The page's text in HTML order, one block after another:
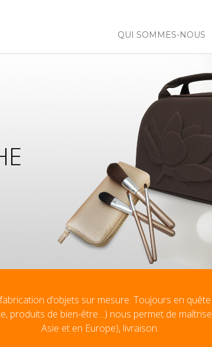
QUI SOMMES-NOUS
d’objets sur mesure. Toujours en
produits de bien-être…) nous permet de
Asie et en Europe), livraison.